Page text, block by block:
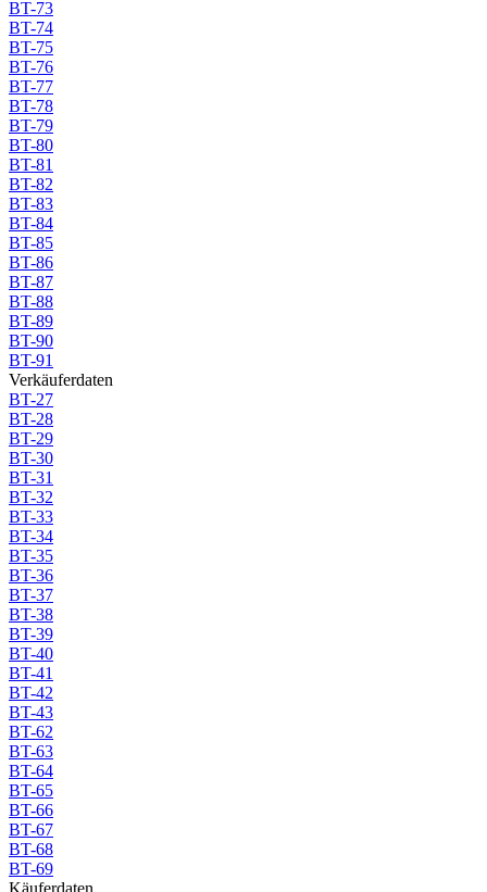
BT-73
BT-74
BT-75
BT-76
BT-77
BT-78
BT-79
BT-80
BT-81
BT-82
BT-83
BT-84
BT-85
BT-86
BT-87
BT-88
BT-89
BT-90
BT-91
Verkäuferdaten
BT-27
BT-28
BT-29
BT-30
BT-31
BT-32
BT-33
BT-34
BT-35
BT-36
BT-37
BT-38
BT-39
BT-40
BT-41
BT-42
BT-43
BT-62
BT-63
BT-64
BT-65
BT-66
BT-67
BT-68
BT-69
Käuferdaten